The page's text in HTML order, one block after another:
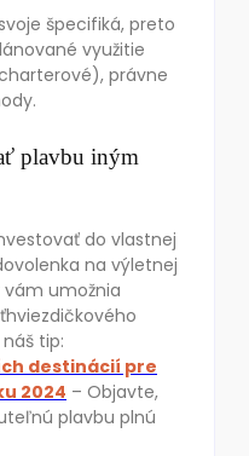
špecifiká, preto
využitie
právne
plavbu iným
do vlastnej
na výletnej
vám umožnia
tip:
destinácií pre
2024 – Objavte,
plavbu plnú